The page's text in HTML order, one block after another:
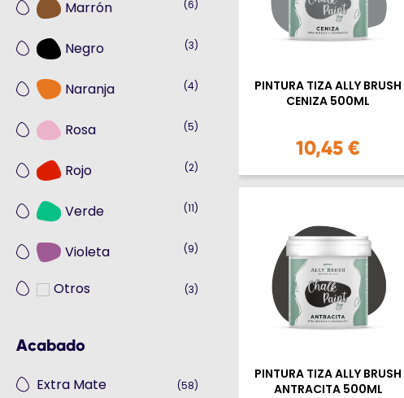
Marrón (6)
Negro (3)
Naranja (4)
Rosa (5)
Rojo (2)
Verde (11)
Violeta (9)
Otros (3)
Acabado
Extra Mate (58)
PINTURA TIZA ALLY BRUSH
CENIZA 500ML
10,45 €
PINTURA TIZA ALLY BRUSH
ANTRACITA 500ML